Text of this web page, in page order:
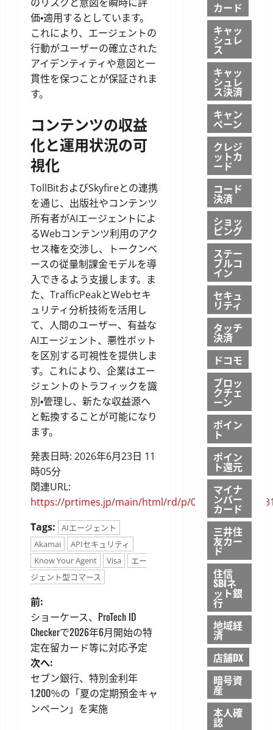
価・適用するとしています。
これにより、エージェントの
行動がユーザーの確立された
アイデンティティや意図と一
貫性を保つことが保証されま
す。
コンテンツの収益
化と運用状況の可
視化
TollBitおよびSkyfireとの連携
を通じ、出版社やコンテンツ
所有者がAIエージェントによ
るWebコンテンツ利用のアク
セス権を交渉し、トークンベ
ースの従量制課金モデルを導
入できるよう支援します。ま
た、TrafficPeakとWebセキ
ュリティ分析技術を活用し
て、人間のユーザー、有益な
AIエージェント、悪性ボット
を区別する可視性を提供しま
す。これにより、企業はエー
ジェントのトラフィックを識
別・管理し、新たな収益源へ
と転換することが可能になり
ます。
発表日時: 2026年6月23日 11
時05分
関連URL:
https://prtimes.jp/main/html/rd/p/
Tags:
AIエージェント
Akamai
APIセキュリティ
Know Your Agent
Visa
エー
ジェント型コマース
投
稿
ナ
ビ
ゲ
前:
ショーケース、ProTech ID
Checkerで2026年6月開始の特
定在留カード等に対応予定
次へ:
セブン銀行、特別金利年
1.200％の「夏の定期預金キャ
ンペーン」を実施
カード
キャッ
シュレ
ス
キャッ
シュレ
ス決済
キャン
ペーン
クレジ
ットカ
ード
コード
決済
ショッ
ピング
ステー
ブルコ
イン
セキュ
リティ
タッチ
決済
ドコモ
ブロッ
クチェ
ーン
ポイン
ト
ポイン
ト還元
マイナ
ンバー
カード
三井住
友カー
ド
住信
SBIネ
ット銀
行
地域経
済
店舗DX
暗号資
産
本人確
認